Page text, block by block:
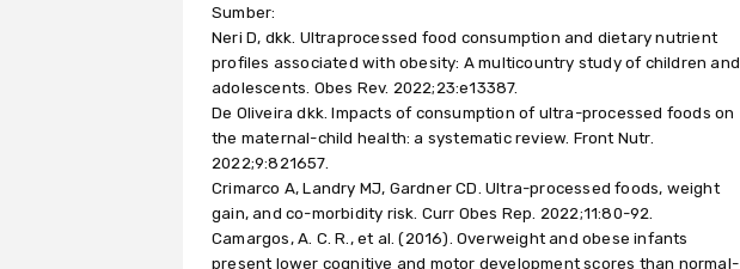
Sumber:
Neri D, dkk. Ultraprocessed food consumption and dietary nutrient
profiles associated with obesity: A multicountry study of children and
adolescents. Obes Rev. 2022;23:e13387.
De Oliveira dkk. Impacts of consumption of ultra-processed foods on
the maternal-child health: a systematic review. Front Nutr.
2022;9:821657.
Crimarco A, Landry MJ, Gardner CD. Ultra-processed foods, weight
gain, and co-morbidity risk. Curr Obes Rep. 2022;11:80-92.
Camargos, A. C. R., et al. (2016). Overweight and obese infants
present lower cognitive and motor development scores than normal-